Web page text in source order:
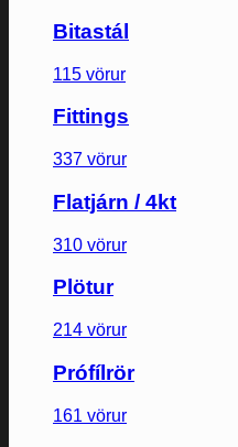
Bitastál
115 vörur
Fittings
337 vörur
Flatjárn / 4kt
310 vörur
Plötur
214 vörur
Prófílrör
161 vörur